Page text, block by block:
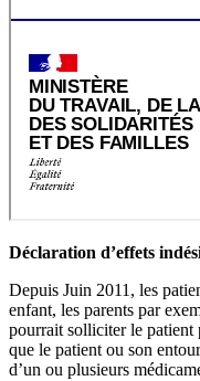
Déclaration d’effets
Depuis Juin 2011, les
enfant, les parents par
pourrait solliciter le patient
que le patient ou son
d’un ou plusieurs